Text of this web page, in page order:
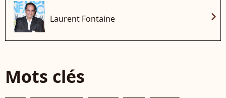
Laurent Fontaine chevron_right
Mots clés